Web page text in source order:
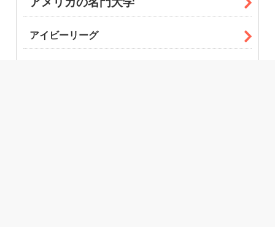
アイビーリーグ